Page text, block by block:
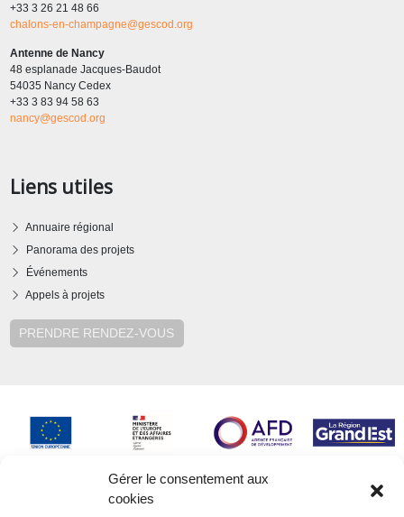
Gérer le consentement aux
cookies
+33 3 26 21 48 66
chalons-en-champagne@gescod.org
Antenne de Nancy
48 esplanade Jacques-Baudot
54035 Nancy Cedex
+33 3 83 94 58 63
nancy@gescod.org
Liens utiles
Annuaire régional
Panorama des projets
Événements
Appels à projets
PRENDRE RENDEZ-VOUS